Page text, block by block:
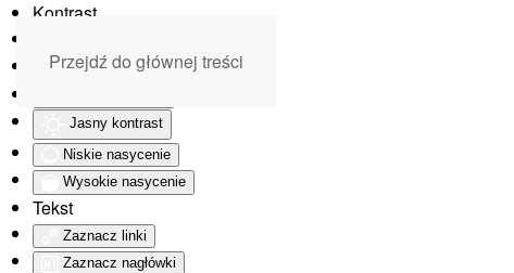
Kontrast
Monochromatyczny
Jasny kontrast
Niskie nasycenie
Wysokie nasycenie
Tekst
Zaznacz linki
Zaznacz nagłówki
Przejdź do głównej treści